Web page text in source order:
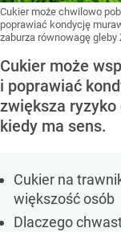
Cukier może chwilowo
poprawiać kondycję
zaburza równowagę gleby
Cukier może
i poprawiać
zwiększa ryzyko
kiedy ma sens.
Cukier na
większość osób
Dlaczego